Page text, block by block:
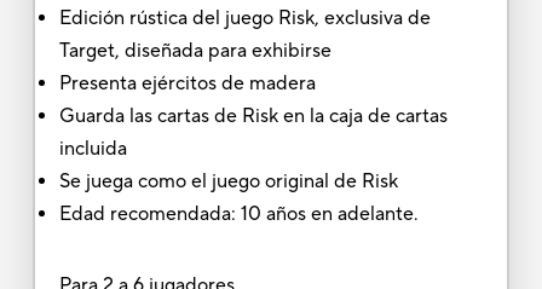
Edición rústica del juego Risk, exclusiva de
Target, diseñada para exhibirse
Presenta ejércitos de madera
Guarda las cartas de Risk en la caja de cartas
incluida
Se juega como el juego original de Risk
Edad recomendada: 10 años en adelante.